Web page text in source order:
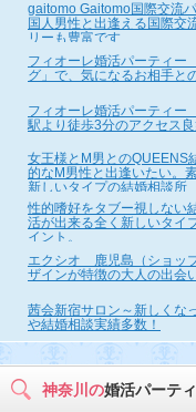
gaitomo Gaitomo国際交流
国人男性と出逢える国際交
リーも豊富です
フィオーレ婚活パーティ
グ」で、気になるお相手と
フィオーレ婚活パーティー
駅より徒歩3分のアクセス
女王様とM男とのQUEENS
的なM男性と出逢いたい。
新しいタイプの結婚相談所
性的嗜好をタブー視しな
活が出来る全く新しいタイ
イント。
エクシオ 鹿児島（ショッ
ザインが特徴の大人の出会
茜会新宿サロン～新しくな
や結婚相談実績多数！
神奈川の婚活パーテ